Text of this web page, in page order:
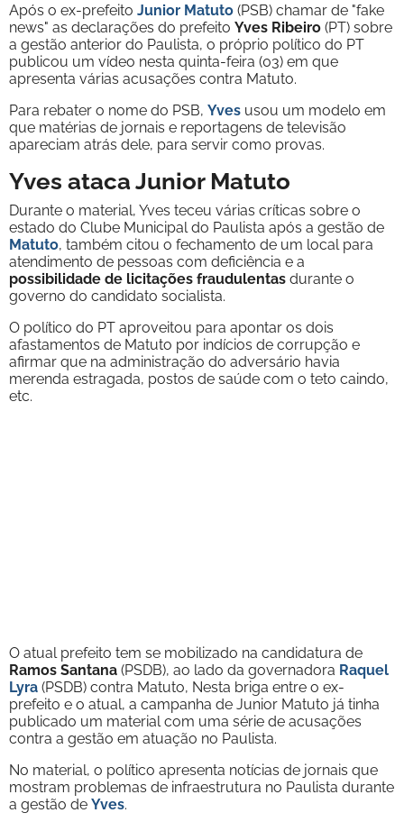
Após o ex-prefeito Junior Matuto (PSB) chamar de "fake
news" as declarações do prefeito Yves Ribeiro (PT) sobre
a gestão anterior do Paulista, o próprio político do PT
publicou um vídeo nesta quinta-feira (03) em que
apresenta várias acusações contra Matuto.
Para rebater o nome do PSB, Yves usou um modelo em
que matérias de jornais e reportagens de televisão
apareciam atrás dele, para servir como provas.
Yves ataca Junior Matuto
Durante o material, Yves teceu várias críticas sobre o
estado do Clube Municipal do Paulista após a gestão de
Matuto, também citou o fechamento de um local para
atendimento de pessoas com deficiência e a
possibilidade de licitações fraudulentas durante o
governo do candidato socialista.
O político do PT aproveitou para apontar os dois
afastamentos de Matuto por indícios de corrupção e
afirmar que na administração do adversário havia
merenda estragada, postos de saúde com o teto caindo,
etc.
O atual prefeito tem se mobilizado na candidatura de
Ramos Santana (PSDB), ao lado da governadora Raquel
Lyra (PSDB) contra Matuto, Nesta briga entre o ex-
prefeito e o atual, a campanha de Junior Matuto já tinha
publicado um material com uma série de acusações
contra a gestão em atuação no Paulista.
No material, o político apresenta notícias de jornais que
mostram problemas de infraestrutura no Paulista durante
a gestão de Yves.